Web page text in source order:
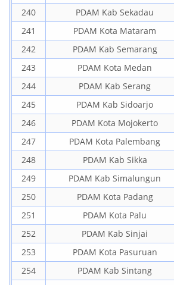
240
PDAM Kab Sekadau
241
PDAM Kota Mataram
242
PDAM Kab Semarang
243
PDAM Kota Medan
244
PDAM Kab Serang
245
PDAM Kab Sidoarjo
246
PDAM Kota Mojokerto
247
PDAM Kota Palembang
248
PDAM Kab Sikka
249
PDAM Kab Simalungun
250
PDAM Kota Padang
251
PDAM Kota Palu
252
PDAM Kab Sinjai
253
PDAM Kota Pasuruan
254
PDAM Kab Sintang